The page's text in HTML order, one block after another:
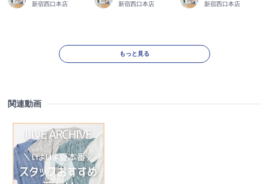
新宿西口本店
新宿西口本店
新宿西口本店
もっと見る
関連動画